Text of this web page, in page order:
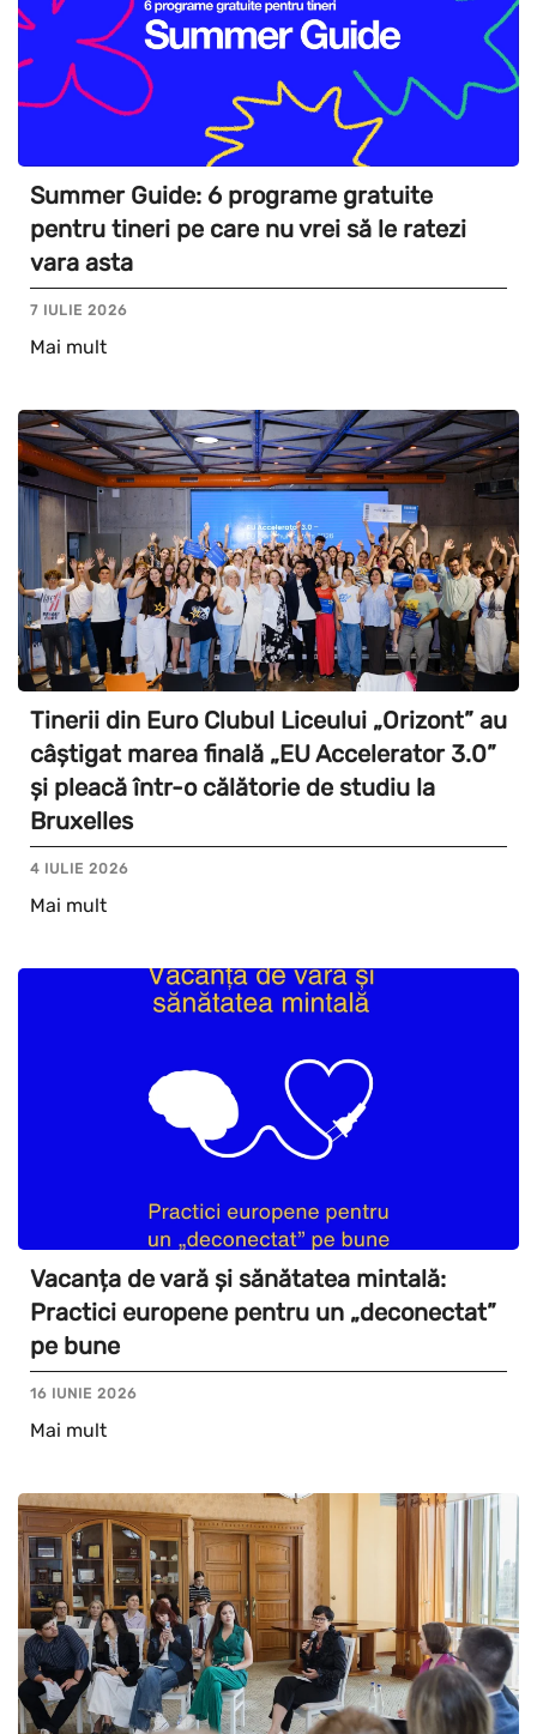
Summer Guide: 6 programe gratuite
pentru tineri pe care nu vrei să le ratezi
vara asta
7 IULIE 2026
Mai mult
Tinerii din Euro Clubul Liceului „Orizont” au
câștigat marea finală „EU Accelerator 3.0”
și pleacă într-o călătorie de studiu la
Bruxelles
4 IULIE 2026
Mai mult
Vacanța de vară și sănătatea mintală:
Practici europene pentru un „deconectat”
pe bune
16 IUNIE 2026
Mai mult